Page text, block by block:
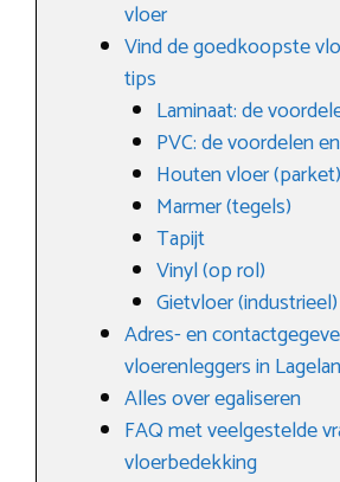
vloer
Vind de goedkoopste
tips
Laminaat: de
PVC: de voordelen
Houten vloer (parket)
Marmer (tegels)
Tapijt
Vinyl (op rol)
Gietvloer (industrieel)
Adres- en
vloerenleggers in
Alles over egaliseren
FAQ met veelgestelde
vloerbedekking